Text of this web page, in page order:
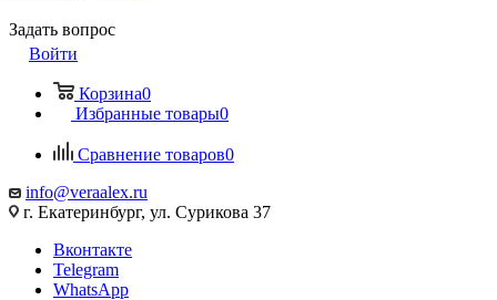
Задать вопрос
Войти
Корзина0
Избранные товары0
Сравнение товаров0
info@veraalex.ru
г. Екатеринбург, ул. Сурикова 37
Вконтакте
Telegram
WhatsApp